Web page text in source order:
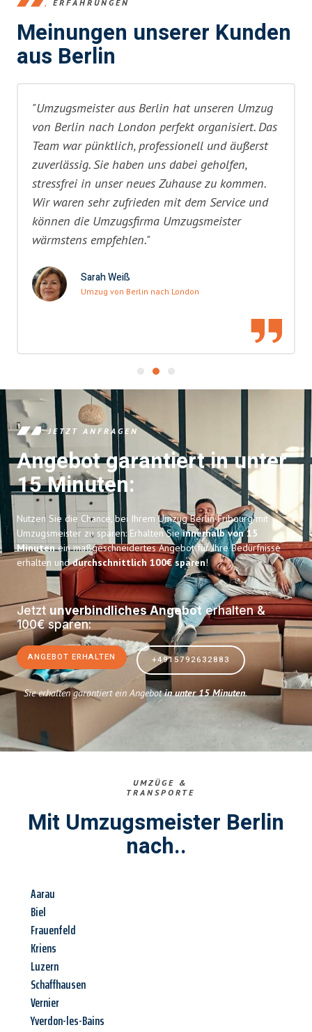
ERFAHRUNGEN
Meinungen unserer Kunden
aus Berlin
"Umzugsmeister aus Berlin hat unseren Umzug
von Berlin nach London perfekt organisiert. Das
Team war pünktlich, professionell und äußerst
zuverlässig. Sie haben uns dabei geholfen,
stressfrei in unser neues Zuhause zu kommen.
Wir waren sehr zufrieden mit dem Service und
können die Umzugsfirma Umzugsmeister
wärmstens empfehlen."
Sarah Weiß
Umzug von Berlin nach London
JETZT ANFRAGEN
Angebot garantiert in unter
15 Minuten:
Nutzen Sie die Chance, bei Ihrem Umzug Berlin Fribourg mit
Umzugsmeister zu sparen: Erhalten Sieinnerhalb von 15
Minutenein maßgeschneidertes Angebot für Ihre Bedürfnisse
erhalten unddurchschnittlich 100€ sparen!
Jetzt unverbindliches Angeboterhalten &
100€ sparen:
ANGEBOT ERHALTEN +4915792632883
Sie erhalten garantiert ein Angebotin unter 15 Minuten.
UMZÜGE &
TRANSPORTE
Mit Umzugsmeister Berlin
nach..
Aarau
Biel
Frauenfeld
Kriens
Luzern
Schaffhausen
Vernier
Yverdon-les-Bains